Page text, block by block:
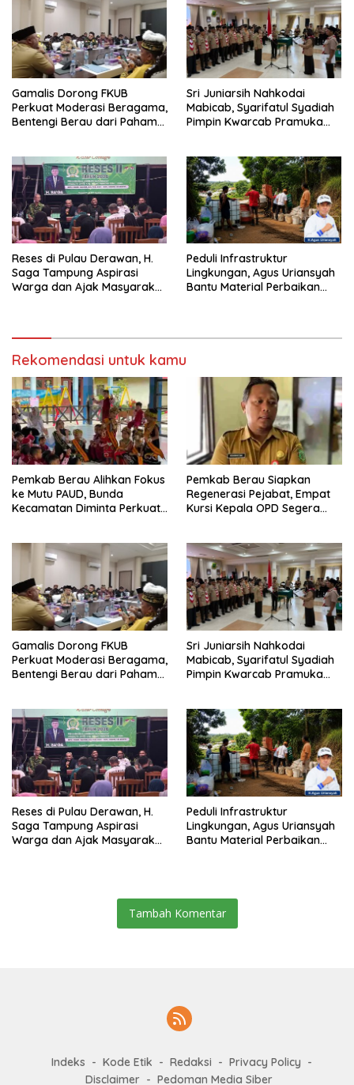
Gamalis Dorong FKUB
Perkuat Moderasi Beragama,
Bentengi Berau dari Paham
Sri Juniarsih Nahkodai
Mabicab, Syarifatul Syadiah
Pimpin Kwarcab Pramuka
Reses di Pulau Derawan, H.
Saga Tampung Aspirasi
Warga dan Ajak Masyarakat
Peduli Infrastruktur
Lingkungan, Agus Uriansyah
Bantu Material Perbaikan
Rekomendasi untuk kamu
Pemkab Berau Alihkan Fokus
ke Mutu PAUD, Bunda
Kecamatan Diminta Perkuat
Pemkab Berau Siapkan
Regenerasi Pejabat, Empat
Kursi Kepala OPD Segera
Gamalis Dorong FKUB
Perkuat Moderasi Beragama,
Bentengi Berau dari Paham
Sri Juniarsih Nahkodai
Mabicab, Syarifatul Syadiah
Pimpin Kwarcab Pramuka
Reses di Pulau Derawan, H.
Saga Tampung Aspirasi
Warga dan Ajak Masyarakat
Peduli Infrastruktur
Lingkungan, Agus Uriansyah
Bantu Material Perbaikan
Tambah Komentar
Indeks Kode Etik Redaksi
Privacy Policy
Disclaimer
Pedoman Media Siber